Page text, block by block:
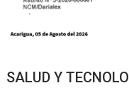
SALUD Y